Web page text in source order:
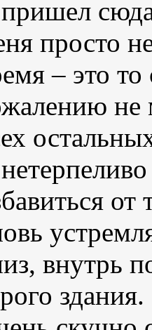
просто
– это
не
внутрь
здания.